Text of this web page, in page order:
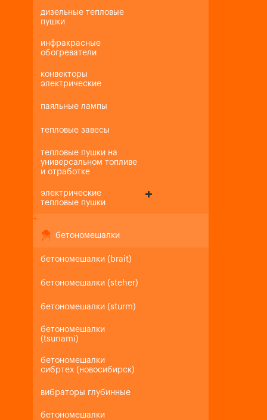
дизельные тепловые
пушки
инфракрасные
обогреватели
конвекторы
электрические
паяльные лампы
тепловые завесы
тепловые пушки на
универсальном топливе
и отработке
электрические
тепловые пушки
+-
бетономешалки
бетономешалки (brait)
бетономешалки (steher)
бетономешалки (sturm)
бетономешалки
(tsunami)
бетономешалки
сибртех (новосибирск)
вибраторы глубинные
бетономешалки